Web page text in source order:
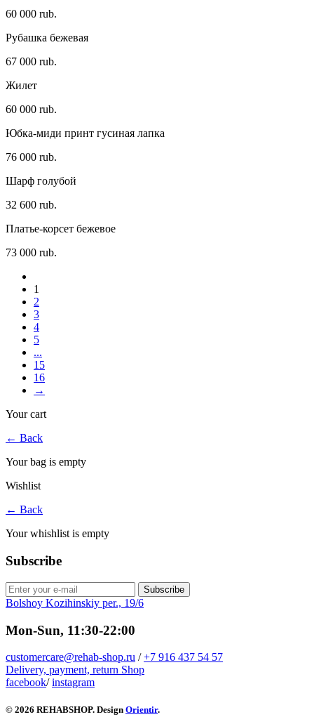
60 000 rub.
Рубашка бежевая
67 000 rub.
Жилет
60 000 rub.
Юбка-миди принт гусиная лапка
76 000 rub.
Шарф голубой
32 600 rub.
Платье-корсет бежевое
73 000 rub.
1
2
3
4
5
...
15
16
→
Your cart
← Back
Your bag is empty
Wishlist
← Back
Your whishlist is empty
Subscribe
Subscribe
Bolshoy Kozihinskiy per., 19/6
Mon-Sun, 11:30-22:00
customercare@rehab-shop.ru / +7 916 437 54 57
Delivery, payment, return Shop
facebook/instagram
© 2026 REHABSHOP. Design Orientir.